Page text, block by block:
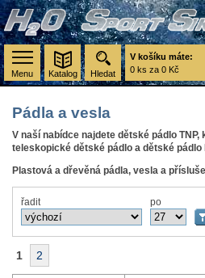
Menu
V košíku máte:
0 ks za 0 Kč
Hledat
Pádla a vesla
V naší nabídce najdete dětské pádlo
teleskopické dětské pádlo a dětské
Plastová a dřevěná pádla, vesla a
řadit po
1 2
Katalog